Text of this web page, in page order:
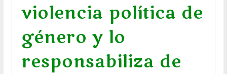
violencia política de
género y lo
responsabiliza de